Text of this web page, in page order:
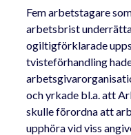
Fem arbetstagare
arbetsbrist
ogiltigförklarade
tvisteförhandling
och yrkade bl.a. att
skulle förordna att
upphöra vid viss